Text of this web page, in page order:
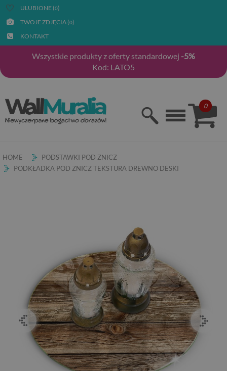
ULUBIONE (0)
TWOJE ZDJĘCIA (0)
KONTAKT
Wszystkie produkty z oferty standardowej -5%
Kod: LATO5
0
HOME
PODSTAWKI POD ZNICZ
PODKŁADKA POD ZNICZ TEKSTURA DREWNO DESKI